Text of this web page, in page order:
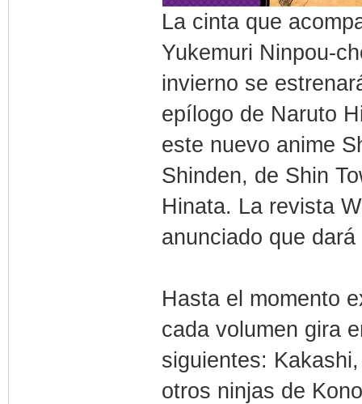
La cinta que
Yukemuri Ninpou-
invierno se
epílogo de Naruto
este nuevo anime
Shinden, de Shin
Hinata. La revista
anunciado que
Hasta el momento
cada volumen gira
siguientes:
otros ninjas de